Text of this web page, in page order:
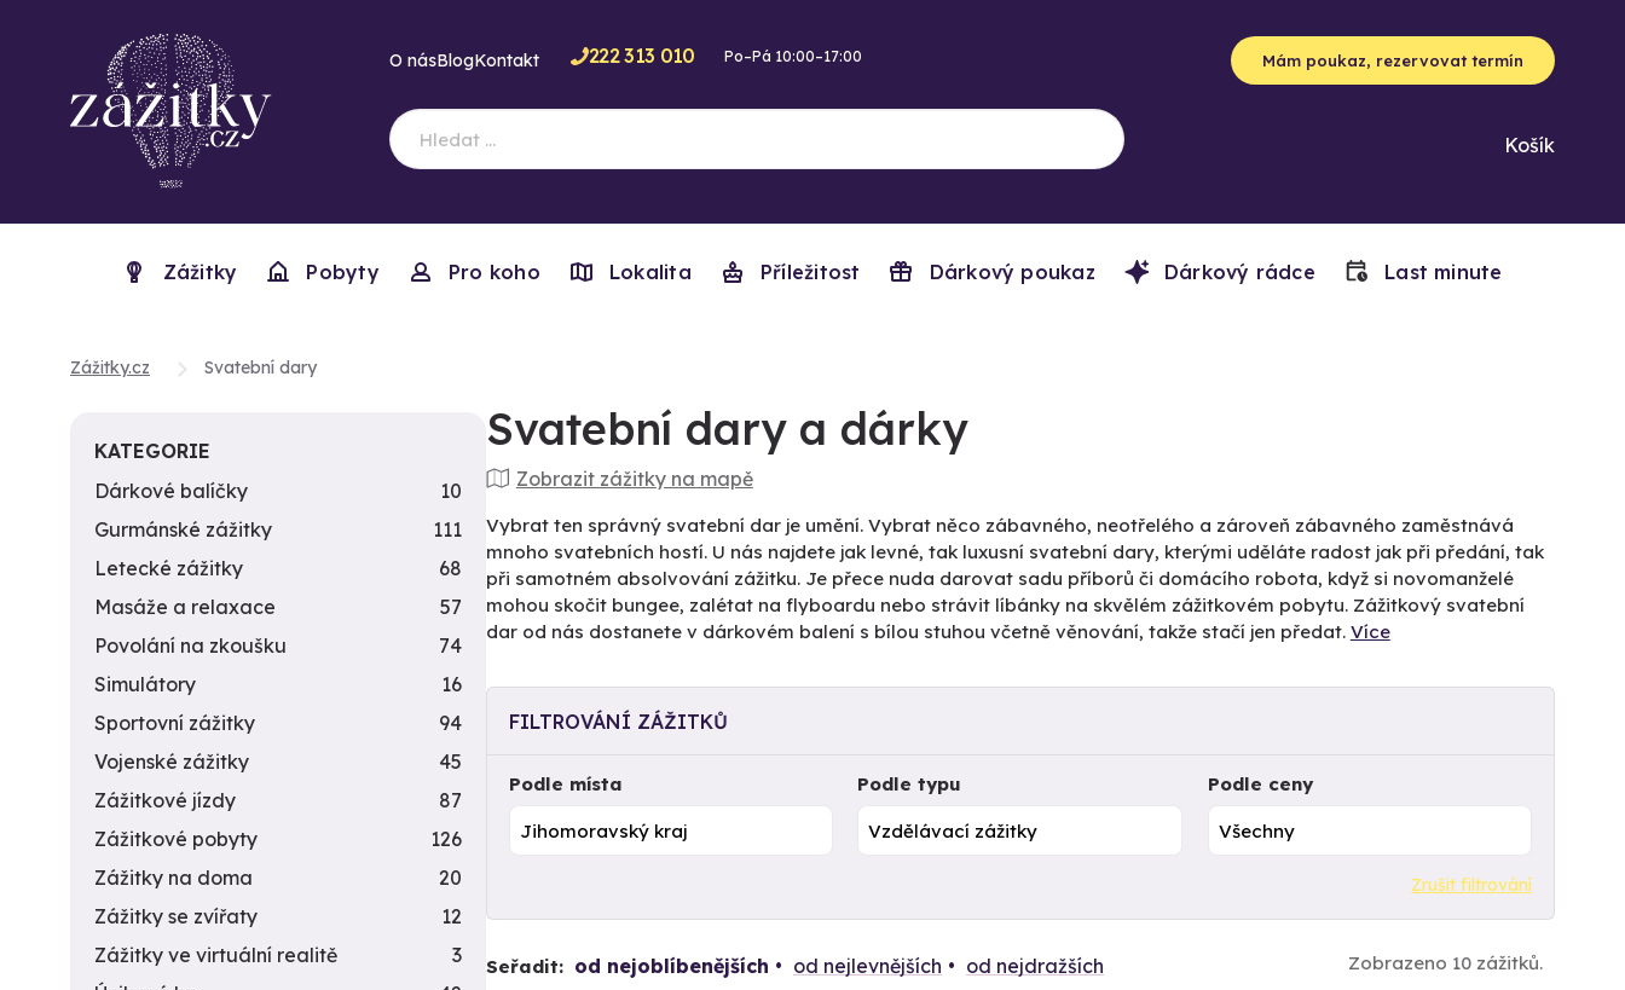
O násBlogKontakt 222 313 010 Po–Pá 10:00–17:00 Mám poukaz, rezervovat termín
Košík
Zážitky Pobyty Pro koho Lokalita Příležitost Dárkový poukaz Dárkový rádce Last minute
Zážitky.cz Svatební dary
Svatební dary a dárky
Zobrazit zážitky na mapě
Vybrat ten správný svatební dar je umění. Vybrat něco zábavného, neotřelého a zároveň zábavného zaměstnává
mnoho svatebních hostí. U nás najdete jak levné, tak luxusní svatební dary, kterými uděláte radost jak při předání, tak
při samotném absolvování zážitku. Je přece nuda darovat sadu příborů či domácího robota, když si novomanželé
mohou skočit bungee, zalétat na flyboardu nebo strávit líbánky na skvělém zážitkovém pobytu. Zážitkový svatební
dar od nás dostanete v dárkovém balení s bílou stuhou včetně věnování, takže stačí jen předat. Více
FILTROVÁNÍ ZÁŽITKŮ
Podle místa Podle typu Podle ceny
Zrušit filtrování
Seřadit: od nejoblíbenějších od nejlevnějších od nejdražších Zobrazeno 10 zážitků.
KATEGORIE
Dárkové balíčky
10
Gurmánské zážitky
111
Letecké zážitky
68
Masáže a relaxace
57
Povolání na zkoušku
74
Simulátory
16
Sportovní zážitky
94
Vojenské zážitky
45
Zážitkové jízdy
87
Zážitkové pobyty
126
Zážitky na doma
20
Zážitky se zvířaty
12
Zážitky ve virtuální realitě
3